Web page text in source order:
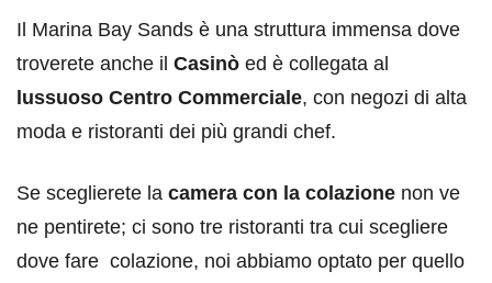
Il Marina Bay Sands è una struttura immensa dove
troverete anche il Casinò ed è collegata al
lussuoso Centro Commerciale, con negozi di alta
moda e ristoranti dei più grandi chef.
Se sceglierete la camera con la colazione non ve
ne pentirete; ci sono tre ristoranti tra cui scegliere
dove fare colazione, noi abbiamo optato per quello